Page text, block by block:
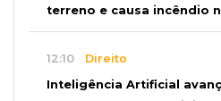
terreno e causa incêndio
12:10 Direito
Inteligência Artificial